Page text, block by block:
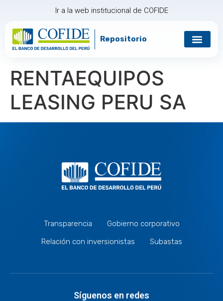
Ir a la web institucional de COFIDE
Repositorio
RENTAEQUIPOS
LEASING PERU SA
Transparencia
Gobierno corporativo
Relación con inversionistas
Subastas
Síguenos en redes